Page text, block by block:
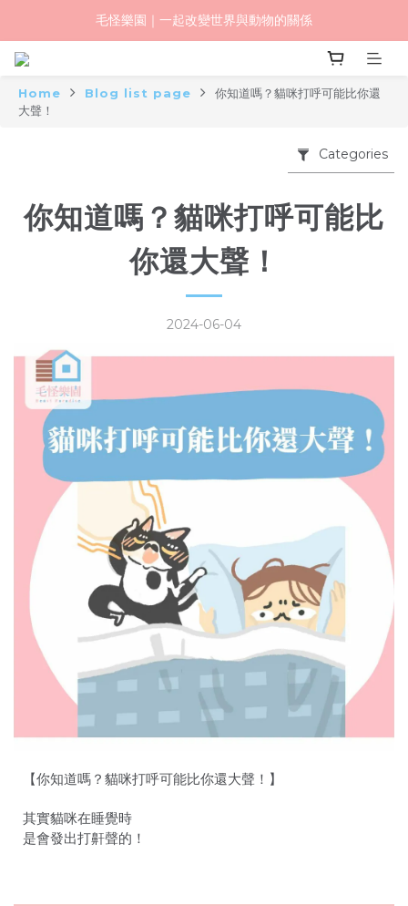
毛怪樂園｜一起改變世界與動物的關係
毛怪樂園｜一起改變世界與動物的關係
毛怪夏日寵物展開跑，全館最高獲$1500購物金，請點我查看優惠
【物資認購】透明守護計劃｜從認購到送達，全程透明
Home Blog list page
你知道嗎？貓咪打呼可能比你還
大聲！
Categories
你知道嗎？貓咪打呼可能比
你還大聲！
2024-06-04
【你知道嗎？貓咪打呼可能比你還大聲！】
其實貓咪在睡覺時
是會發出打鼾聲的！